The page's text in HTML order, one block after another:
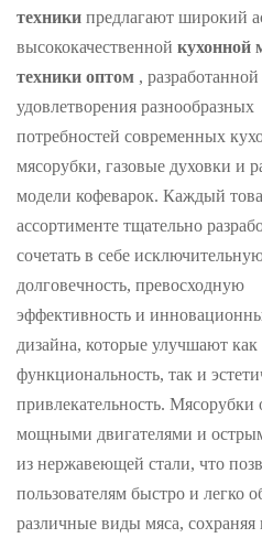
техники предлагают широкий
высококачественной кухонной
техники оптом ,
удовлетворения разнообразных
потребностей современных
мясорубки, газовые духовки и
модели кофеварок. Каждый
ассортименте тщательно
сочетать в себе
долговечность, превосходную
эффективность и
дизайна, которые улучшают как
функциональность, так и
привлекательность.
мощными двигателями и
из нержавеющей стали, что
пользователям быстро и легко
различные виды мяса, сохраняя